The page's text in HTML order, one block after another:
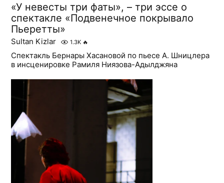
«У невесты три фаты», – три эссе о
спектакле «Подвенечное покрывало
Пьеретты»
Sultan Kizlar 1.3K 🔥
Спектакль Бернары Хасановой по пьесе А. Шницлера
в инсценировке Рамиля Ниязова-Адылджяна